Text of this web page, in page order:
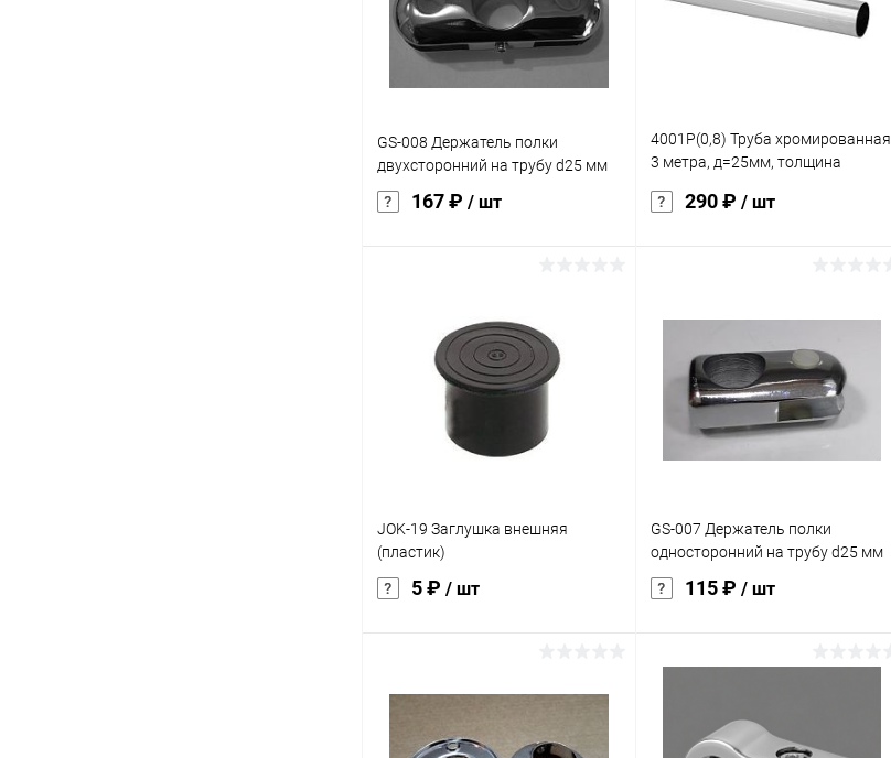
характеристика:
GS-008 Держатель полки
двухсторонний на трубу d25 мм
167 ₽ / шт
Купить в 1 клик Сравнение
В избранное Под заказ
4001Р(0,8) Труба хромированная
3 метра, д=25мм, толщина
290 ₽ / шт
Купить в 1 клик Сравнение
В избранное Под заказ
JOK-19 Заглушка внешняя
(пластик)
5 ₽ / шт
Купить в 1 клик Сравнение
GS-007 Держатель полки
односторонний на трубу d25 мм
115 ₽ / шт
Купить в 1 клик